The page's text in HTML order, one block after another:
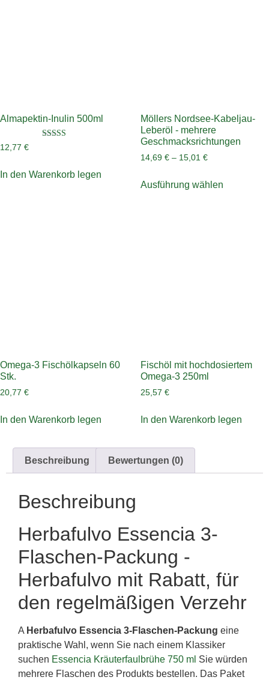
Almapektin-Inulin 500ml
von 5
12,77 €
In den Warenkorb legen
Möllers Nordsee-Kabeljau-
Leberöl - mehrere
Geschmacksrichtungen
14,69 € – 15,01 €
Ausführung wählen
Omega-3 Fischölkapseln 60
Stk.
20,77 €
In den Warenkorb legen
Fischöl mit hochdosiertem
Omega-3 250ml
25,57 €
In den Warenkorb legen
Beschreibung Bewertungen (0)
Beschreibung
Herbafulvo Essencia 3-
Flaschen-Packung -
Herbafulvo mit Rabatt, für
den regelmäßigen Verzehr
A Herbafulvo Essencia 3-Flaschen-Packung eine
praktische Wahl, wenn Sie nach einem Klassiker
suchen Essencia Kräuterfaulbrühe 750 ml Sie würden
mehrere Flaschen des Produkts bestellen. Das Paket